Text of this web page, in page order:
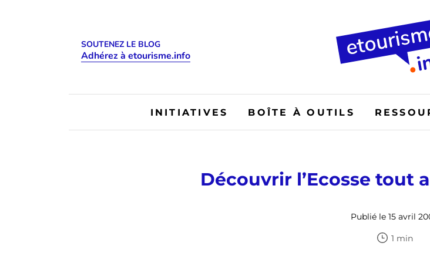
SOUTENEZ LE BLOG
Adhérez à etourisme.info
INITIATIVES BOÎTE À OUTILS
Découvrir l’Ecosse tout
Publié le 15 avril
1 min